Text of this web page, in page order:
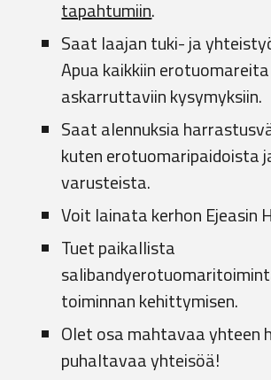
tapahtumiin.
Saat laajan tuki- ja
Apua kaikkiinerotuomareita
askarruttaviin kysymyksiin.
Saat alennuksia
kuten erotuomaripaidoista
varusteista.
Voit lainata kerhon Ejeasin
Tuet paikallista
toiminnan kehittymisen.
Olet osa mahtavaa yhteen
puhaltavaa yhteisöä!